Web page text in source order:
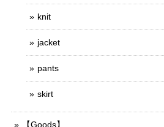
knit
jacket
pants
skirt
【Goods】